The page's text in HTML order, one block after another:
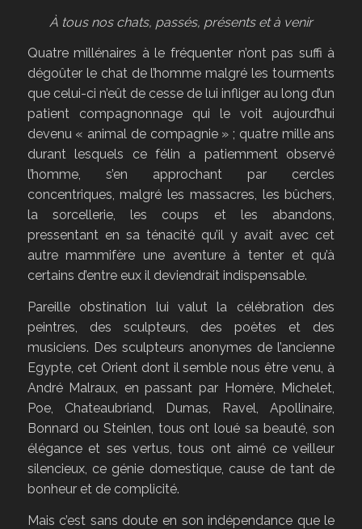
À tous nos chats, passés, présents et à venir
Quatre millénaires à le fréquenter n’ont pas suffi à
dégoûter le chat de l’homme malgré les tourments
que celui-ci n’eût de cesse de lui infliger au long d’un
patient compagnonnage qui le voit aujourd’hui
devenu « animal de compagnie » ; quatre mille ans
durant lesquels ce félin a patiemment observé
l’homme, s’en approchant par cercles
concentriques, malgré les massacres, les bûchers,
la sorcellerie, les coups et les abandons,
pressentant en sa ténacité qu’il y avait avec cet
autre mammifère une aventure à tenter et qu’à
certains d’entre eux il deviendrait indispensable.
Pareille obstination lui valut la célébration des
peintres, des sculpteurs, des poètes et des
musiciens. Des sculpteurs anonymes de l’ancienne
Egypte, cet Orient dont il semble nous être venu, à
André Malraux, en passant par Homère, Michelet,
Poe, Chateaubriand, Dumas, Ravel, Apollinaire,
Bonnard ou Steinlen, tous ont loué sa beauté, son
élégance et ses vertus, tous ont aimé ce veilleur
silencieux, ce génie domestique, cause de tant de
bonheur et de complicité.
Mais c’est sans doute en son indépendance que le